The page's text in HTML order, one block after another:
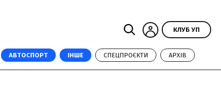
КЛУБ УП
АВТОСПОРТ ІНШЕ СПЕЦПРОЄКТИ АРХІВ